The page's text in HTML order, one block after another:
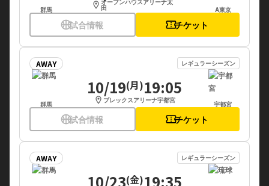
群馬 location_on オープンハウスアリーナ太
田 A東京
sports_basketball試合情報 confirmation_numberチケット
AWAY レギュラーシーズン
群馬
10/19(月)19:05
location_on ブレックスアリーナ宇都宮 宇都宮
sports_basketball試合情報 confirmation_numberチケット
AWAY レギュラーシーズン
10/23(金)19:35